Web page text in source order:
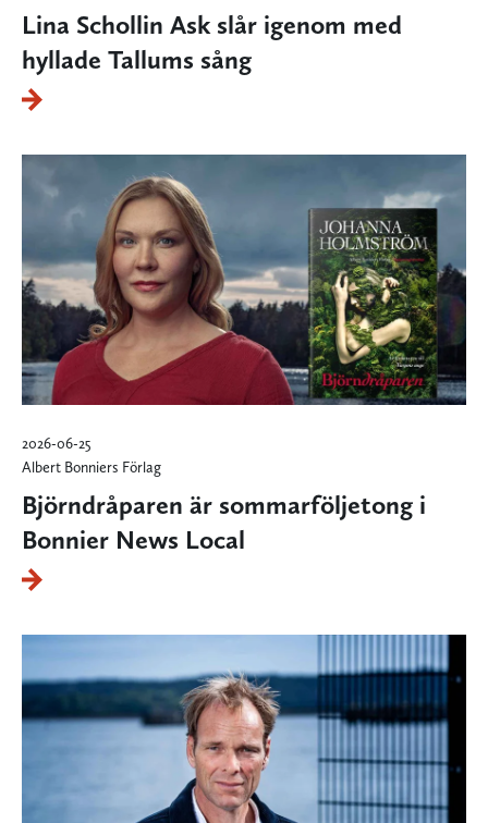
Lina Schollin Ask slår igenom med
hyllade Tallums sång
2026-06-25
Albert Bonniers Förlag
Björndråparen är sommarföljetong i
Bonnier News Local